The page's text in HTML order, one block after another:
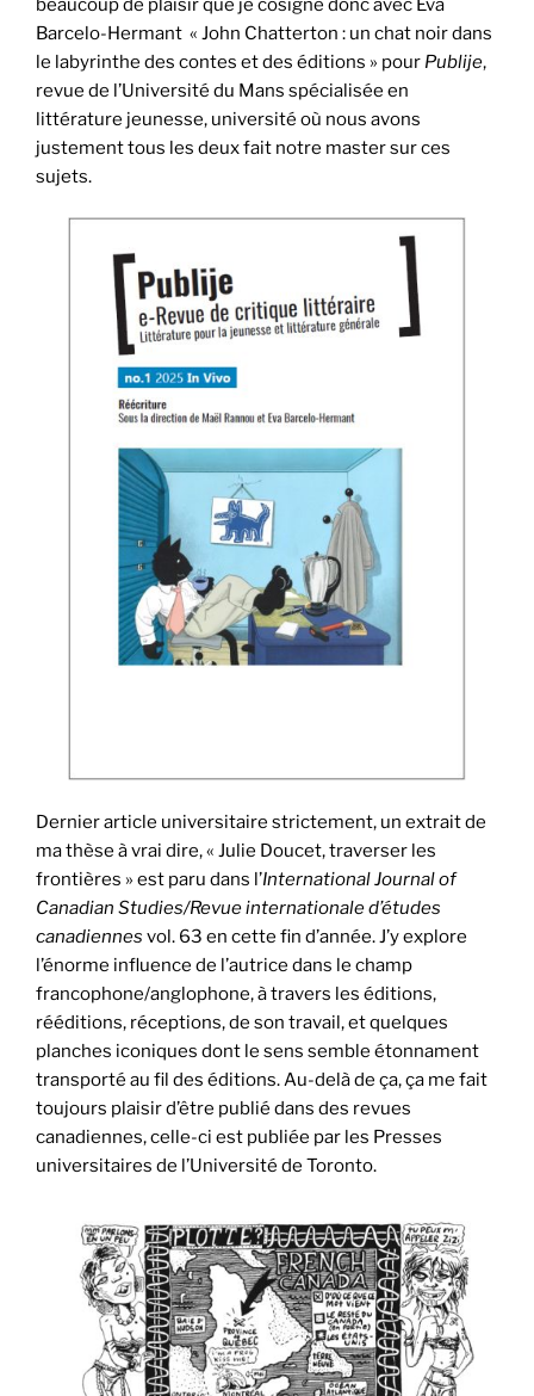
beaucoup de plaisir que je cosigne donc avec Eva
Barcelo-Hermant « John Chatterton : un chat noir dans
le labyrinthe des contes et des éditions » pour Publije,
revue de l’Université du Mans spécialisée en
littérature jeunesse, université où nous avons
justement tous les deux fait notre master sur ces
sujets.
Dernier article universitaire strictement, un extrait de
ma thèse à vrai dire, « Julie Doucet, traverser les
frontières » est paru dans l’International Journal of
Canadian Studies/Revue internationale d’études
canadiennes vol. 63 en cette fin d’année. J’y explore
l’énorme influence de l’autrice dans le champ
francophone/anglophone, à travers les éditions,
rééditions, réceptions, de son travail, et quelques
planches iconiques dont le sens semble étonnament
transporté au fil des éditions. Au-delà de ça, ça me fait
toujours plaisir d’être publié dans des revues
canadiennes, celle-ci est publiée par les Presses
universitaires de l’Université de Toronto.